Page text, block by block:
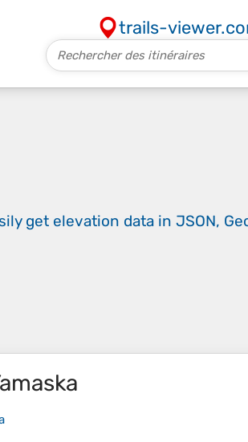
trails-
get elevation data in JSON,